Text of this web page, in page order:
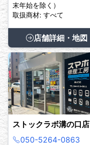
末年始を除く）
取扱商材: すべて
店舗詳細・地図
ストックラボ溝の口店
050-5264-0863